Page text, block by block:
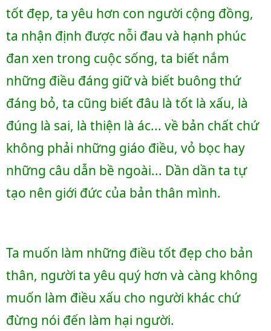
tốt đẹp, ta yêu hơn con người cộng đồng,
ta nhận định được nỗi đau và hạnh phúc
đan xen trong cuộc sống, ta biết nắm
những điều đáng giữ và biết buông thứ
đáng bỏ, ta cũng biết đâu là tốt là xấu, là
đúng là sai, là thiện là ác... về bản chất chứ
không phải những giáo điều, vỏ bọc hay
những câu dẫn bề ngoài... Dần dần ta tự
tạo nên giới đức của bản thân mình.
Ta muốn làm những điều tốt đẹp cho bản
thân, người ta yêu quý hơn và càng không
muốn làm điều xấu cho người khác chứ
đừng nói đến làm hại người.